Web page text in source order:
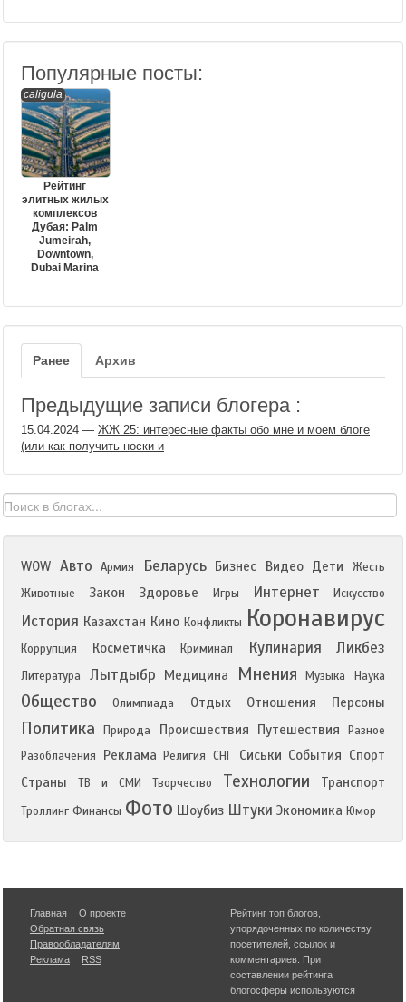
Популярные посты:
caligula
Рейтинг
элитных жилых
комплексов
Дубая: Palm
Jumeirah,
Downtown,
Dubai Marina
Ранее Архив
Предыдущие записи блогера :
15.04.2024 — ЖЖ 25: интересные факты обо мне и моем блоге
(или как получить носки и
WOW Авто Армия Беларусь Бизнес Видео Дети
Жесть
Животные
Закон Здоровье Игры Интернет Искусство
История Казахстан Кино Конфликты Коронавирус
Коррупция Косметичка Криминал Кулинария Ликбез
Литература Лытдыбр Медицина Мнения Музыка Наука
Общество Олимпиада Отдых Отношения Персоны
Политика Природа Происшествия Путешествия
Разное
Разоблачения
Реклама Религия СНГ Сиськи События Спорт
Страны
ТВ и СМИ Творчество Технологии Транспорт
Троллинг Финансы Фото Шоубиз Штуки Экономика Юмор
Главная
О проекте
Обратная связь
Правообладателям
Реклама
RSS
Рейтинг топ блогов
упорядоченных по количеству
посетителей, ссылок и
комментариев. При
составлении рейтинга
блогосферы используются